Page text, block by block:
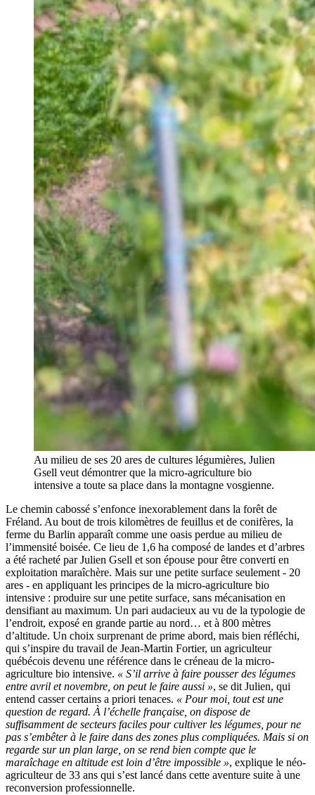
Au milieu de ses 20 ares de cultures légumières, Julien
Gsell veut démontrer que la micro-agriculture bio
intensive a toute sa place dans la montagne vosgienne.
Le chemin cabossé s’enfonce inexorablement dans la forêt de
Fréland. Au bout de trois kilomètres de feuillus et de conifères, la
ferme du Barlin apparaît comme une oasis perdue au milieu de
l’immensité boisée. Ce lieu de 1,6 ha composé de landes et d’arbres
a été racheté par Julien Gsell et son épouse pour être converti en
exploitation maraîchère. Mais sur une petite surface seulement - 20
ares - en appliquant les principes de la micro-agriculture bio
intensive : produire sur une petite surface, sans mécanisation en
densifiant au maximum. Un pari audacieux au vu de la typologie de
l’endroit, exposé en grande partie au nord… et à 800 mètres
d’altitude. Un choix surprenant de prime abord, mais bien réfléchi,
qui s’inspire du travail de Jean-Martin Fortier, un agriculteur
québécois devenu une référence dans le créneau de la micro-
agriculture bio intensive. « S’il arrive à faire pousser des légumes
entre avril et novembre, on peut le faire aussi », se dit Julien, qui
entend casser certains a priori tenaces. « Pour moi, tout est une
question de regard. À l’échelle française, on dispose de
suffisamment de secteurs faciles pour cultiver les légumes, pour ne
pas s’embêter à le faire dans des zones plus compliquées. Mais si on
regarde sur un plan large, on se rend bien compte que le
maraîchage en altitude est loin d’être impossible », explique le néo-
agriculteur de 33 ans qui s’est lancé dans cette aventure suite à une
reconversion professionnelle.